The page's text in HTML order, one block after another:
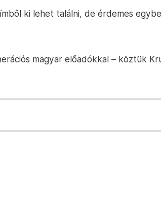
ki lehet találni, de érdemes
magyar előadókkal – köztük